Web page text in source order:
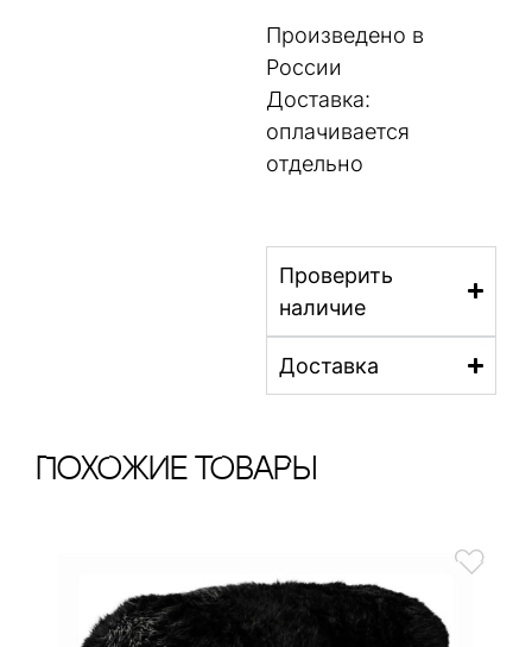
Произведено в
России
Доставка:
оплачивается
отдельно
Проверить
наличие
Доставка
ПохОжИе тОваРы